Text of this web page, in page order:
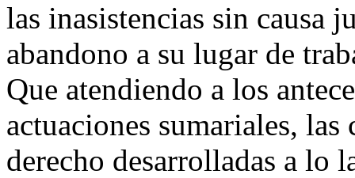
las inasistencias sin causa
abandono a su lugar de
Que atendiendo a los
actuaciones sumariales,
derecho desarrolladas a lo